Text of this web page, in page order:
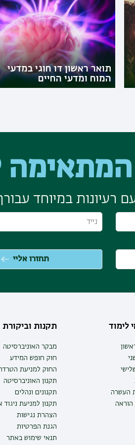
תואר ראשון דו חוגי במדעי
המוח ומדעי החיים
רעיונות במיוחד
לימוד
העשרה
הוראה
תקנות וביקורת
מבקר האוניברסיטה
חוק חופש המידע
החוק למניעת
תקנון האוניברסיטה
תקנונים ונהלים
תקנון למניעת ניגוד
הצהרת נגישות
הגנת הפרטיות
תנאי שימוש באתר